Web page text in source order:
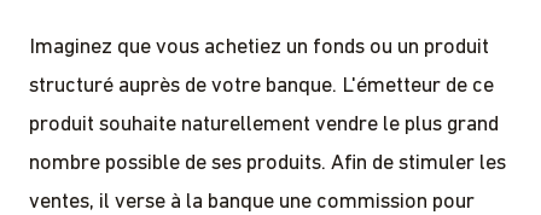
Imaginez que vous achetiez un fonds ou un produit
structuré auprès de votre banque. L'émetteur de ce
produit souhaite naturellement vendre le plus grand
nombre possible de ses produits. Afin de stimuler les
ventes, il verse à la banque une commission pour